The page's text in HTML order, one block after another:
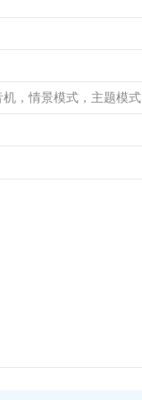
，情景模式，主题模式